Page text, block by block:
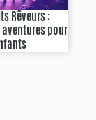
Rêveurs :
pour